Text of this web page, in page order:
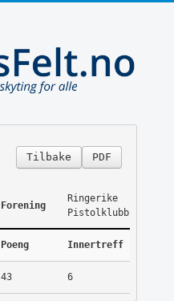
PDF
Tilbake
Forening
Ringerike
Pistolklubb
Poeng Innertreff
43 6